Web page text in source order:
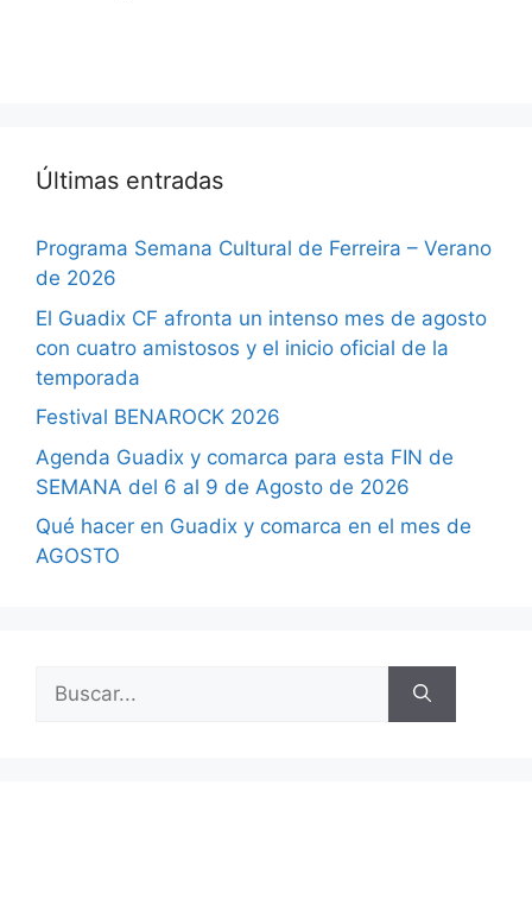
Últimas entradas
Programa Semana Cultural de Ferreira – Verano
de 2026
El Guadix CF afronta un intenso mes de agosto
con cuatro amistosos y el inicio oficial de la
temporada
Festival BENAROCK 2026
Agenda Guadix y comarca para esta FIN de
SEMANA del 6 al 9 de Agosto de 2026
Qué hacer en Guadix y comarca en el mes de
AGOSTO
Buscar: